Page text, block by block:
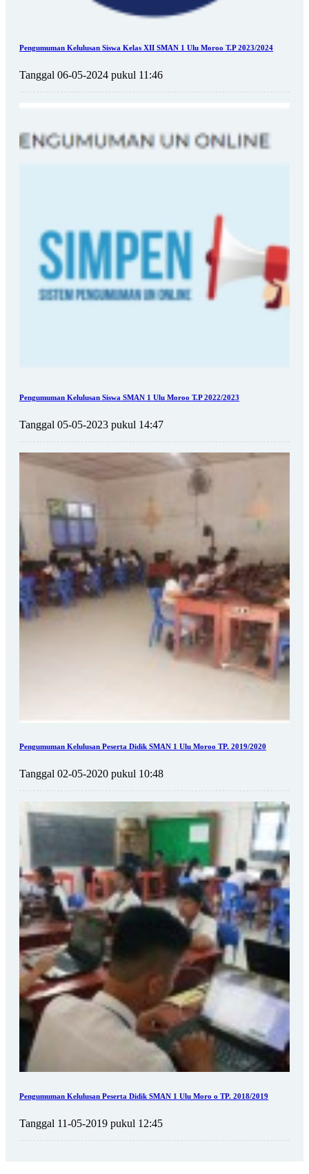
Pengumuman Kelulusan Siswa Kelas XII SMAN 1 Ulu Moroo T.P 2023/2024
Tanggal 06-05-2024 pukul 11:46
Pengumuman Kelulusan Siswa SMAN 1 Ulu Moroo T.P 2022/2023
Tanggal 05-05-2023 pukul 14:47
Pengumuman Kelulusan Peserta Didik SMAN 1 Ulu Moroo TP. 2019/2020
Tanggal 02-05-2020 pukul 10:48
Pengumuman Kelulusan Peserta Didik SMAN 1 Ulu Moro o TP. 2018/2019
Tanggal 11-05-2019 pukul 12:45